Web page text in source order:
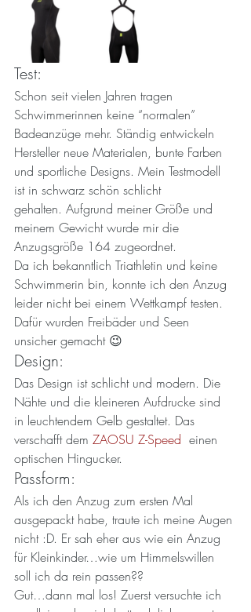
Test:
Schon seit vielen Jahren tragen
Schwimmerinnen keine “normalen”
Badeanzüge mehr. Ständig entwickeln
Hersteller neue Materialen, bunte Farben
und sportliche Designs. Mein Testmodell
ist in schwarz schön schlicht
gehalten. Aufgrund meiner Größe und
meinem Gewicht wurde mir die
Anzugsgröße 164 zugeordnet.
Da ich bekanntlich Triathletin und keine
Schwimmerin bin, konnte ich den Anzug
leider nicht bei einem Wettkampf testen.
Dafür wurden Freibäder und Seen
unsicher gemacht 😉
Design:
Das Design ist schlicht und modern. Die
Nähte und die kleineren Aufdrucke sind
in leuchtendem Gelb gestaltet. Das
verschafft dem ZAOSU Z-Speed einen
optischen Hingucker.
Passform:
Als ich den Anzug zum ersten Mal
ausgepackt habe, traute ich meine Augen
nicht :D. Er sah eher aus wie ein Anzug
für Kleinkinder…wie um Himmelswillen
soll ich da rein passen??
Gut…dann mal los! Zuerst versuchte ich